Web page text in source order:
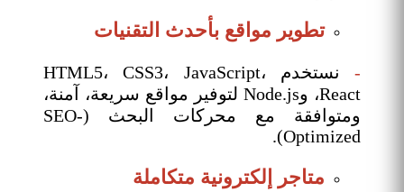
تطوير مواقع بأحدث التقنيات
-
نستخدم HTML5، CSS3، JavaScript،
React، وNode.js لتوفير مواقع سريعة، آمنة،
ومتوافقة مع محركات البحث (SEO-
Optimized).
متاجر إلكترونية متكاملة